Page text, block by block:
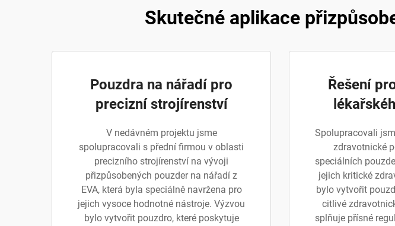
Skutečné aplikace
Pouzdra na nářadí pro
precizní strojírenství
V nedávném projektu jsme
spolupracovali s přední firmou v oblasti
precizního strojírenství na vývoji
přizpůsobených pouzder na nářadí z
EVA, která byla speciálně navržena pro
jejich vysoce hodnotné nástroje. Výzvou
bylo vytvořit pouzdro, které poskytuje
Řešení
Spolupracovali
zdravotnické
speciálních
jejich kritické
bylo vytvořit
citlivé
splňuje přísné